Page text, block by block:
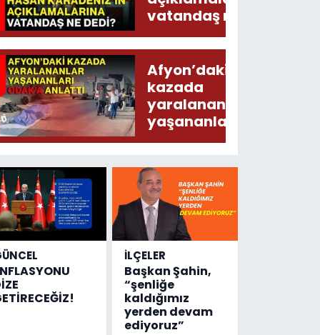
vatandaş ne
dedi?
Afyon’daki
kazada
yaralananlar
yaşananları
ODAK’a
İLÇELER
Başkan Şahin,
“şenliğe
kaldığımız
yerden devam
ediyoruz”